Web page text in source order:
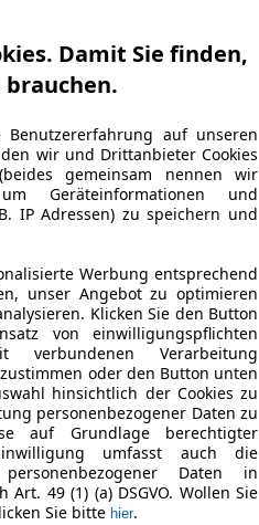
Damit Sie finden,
brauchen.
auf unseren
wir und Drittanbieter Cookies
gemeinsam nennen wir
Geräteinformationen und
IP Adressen) zu speichern und
Werbung entsprechend
unser Angebot zu optimieren
Klicken Sie den Button
von einwilligungspflichten
Verarbeitung
oder den Button unten
hinsichtlich der Cookies zu
personenbezogener Daten zu
auf Grundlage berechtigter
umfasst auch die
Daten in
49 (1) (a) DSGVO. Wollen Sie
Sie bitte hier.